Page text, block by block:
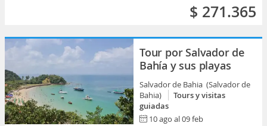
$ 271.365
Tour por Salvador de
Bahía y sus playas
Salvador de Bahia (Salvador de
Bahia)
Tours y visitas
guiadas
10 ago al 09 feb